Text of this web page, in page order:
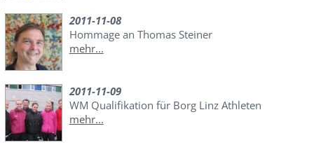
2011-11-08
Hommage an Thomas Steiner
mehr...
2011-11-09
WM Qualifikation für Borg Linz Athleten
mehr...